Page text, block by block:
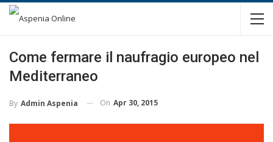
Come fermare il naufragio europeo nel
Mediterraneo
By Admin Aspenia On Apr 30, 2015